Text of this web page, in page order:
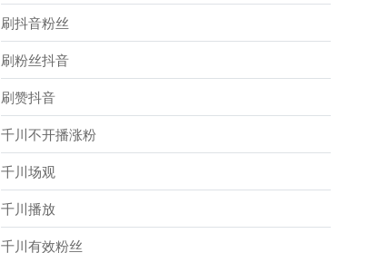
刷抖音粉丝
刷粉丝抖音
刷赞抖音
千川不开播涨粉
千川场观
千川播放
千川有效粉丝